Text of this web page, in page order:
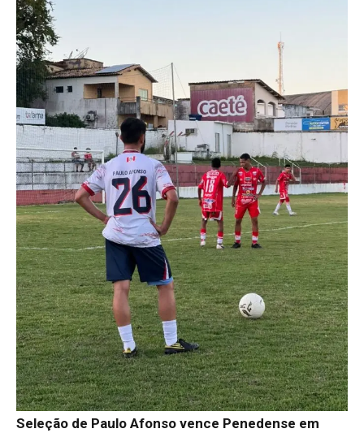
Seleção de Paulo Afonso vence Penedense em